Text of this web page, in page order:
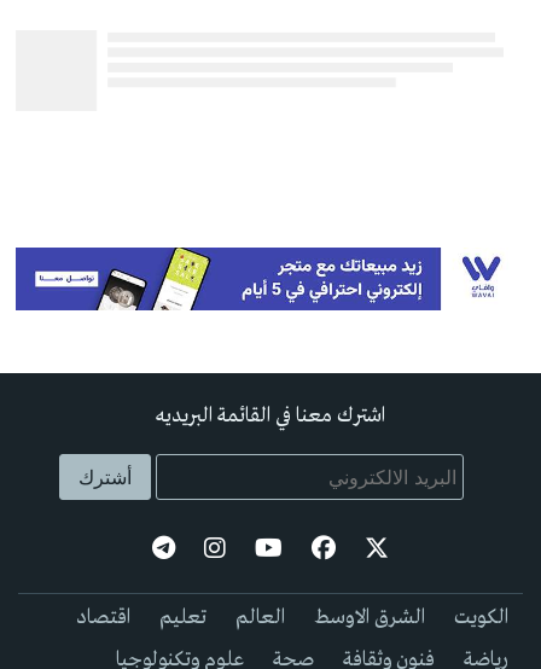
اشترك معنا في القائمة البريديه
الكويت الشرق الاوسط العالم تعليم
اقتصاد
رياضة
فنون وثقافة صحة علوم وتكنولوجيا